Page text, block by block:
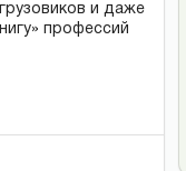
и даже
профессий